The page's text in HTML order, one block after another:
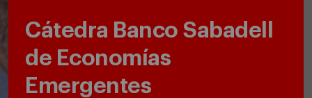
Cátedra Banco Sabadell
de Economías
Emergentes